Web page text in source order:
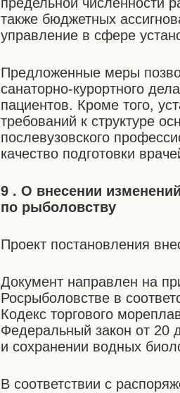
также бюджетных
управление в сфере
Предложенные меры
санаторно-курортного
пациентов. Кроме того,
требований к структуре
послевузовского
качество подготовки
9 . О внесении
по рыболовству
Проект постановления
Документ направлен на
Росрыболовстве в
Кодекс торгового
Федеральный закон от
и сохранении водных
В соответствии с